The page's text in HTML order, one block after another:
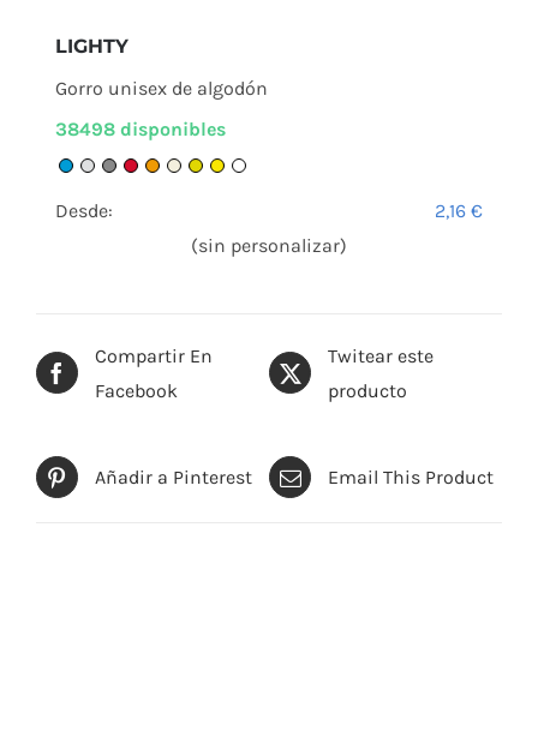
Compartir En
Facebook
Twitear este
producto
Añadir a Pinterest Email This Product
LIGHTY
Gorro unisex de algodón
38498 disponibles
Desde: 2,16€
(sin personalizar)